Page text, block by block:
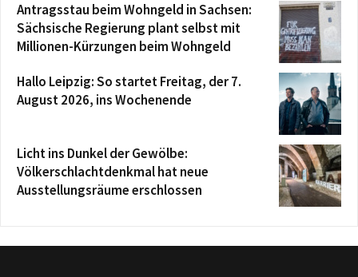
Antragsstau beim Wohngeld in Sachsen:
Sächsische Regierung plant selbst mit
Millionen-Kürzungen beim Wohngeld
Hallo Leipzig: So startet Freitag, der 7.
August 2026, ins Wochenende
Licht ins Dunkel der Gewölbe:
Völkerschlachtdenkmal hat neue
Ausstellungsräume erschlossen